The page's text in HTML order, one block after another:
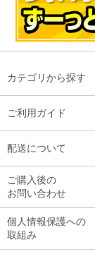
カテゴリから探す
ご利用ガイド
配送について
ご購入後の
お問い合わせ
個人情報保護への
取組み